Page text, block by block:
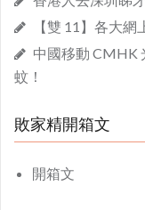
【雙 11】各大
中國移動 CMHK
蚊！
敗家精開箱文
開箱文